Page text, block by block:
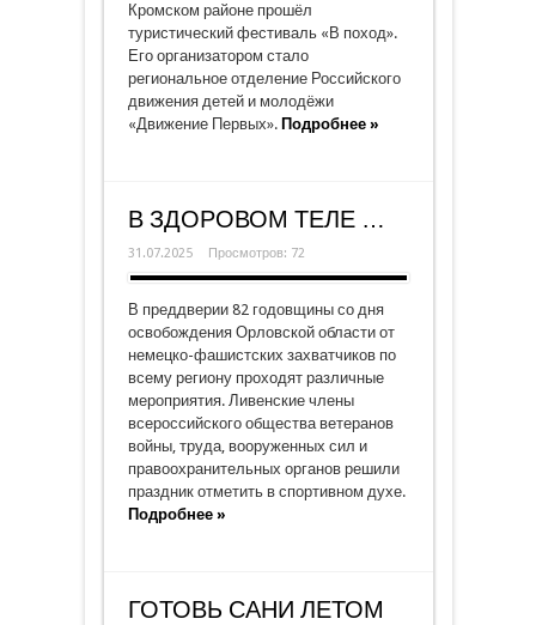
Кромском районе прошёл
туристический фестиваль «В поход».
Его организатором стало
региональное отделение Российского
движения детей и молодёжи
«Движение Первых». Подробнее »
В ЗДОРОВОМ ТЕЛЕ …
31.07.2025 Просмотров: 72
В преддверии 82 годовщины со дня
освобождения Орловской области от
немецко-фашистских захватчиков по
всему региону проходят различные
мероприятия. Ливенские члены
всероссийского общества ветеранов
войны, труда, вооруженных сил и
правоохранительных органов решили
праздник отметить в спортивном духе.
Подробнее »
ГОТОВЬ САНИ ЛЕТОМ